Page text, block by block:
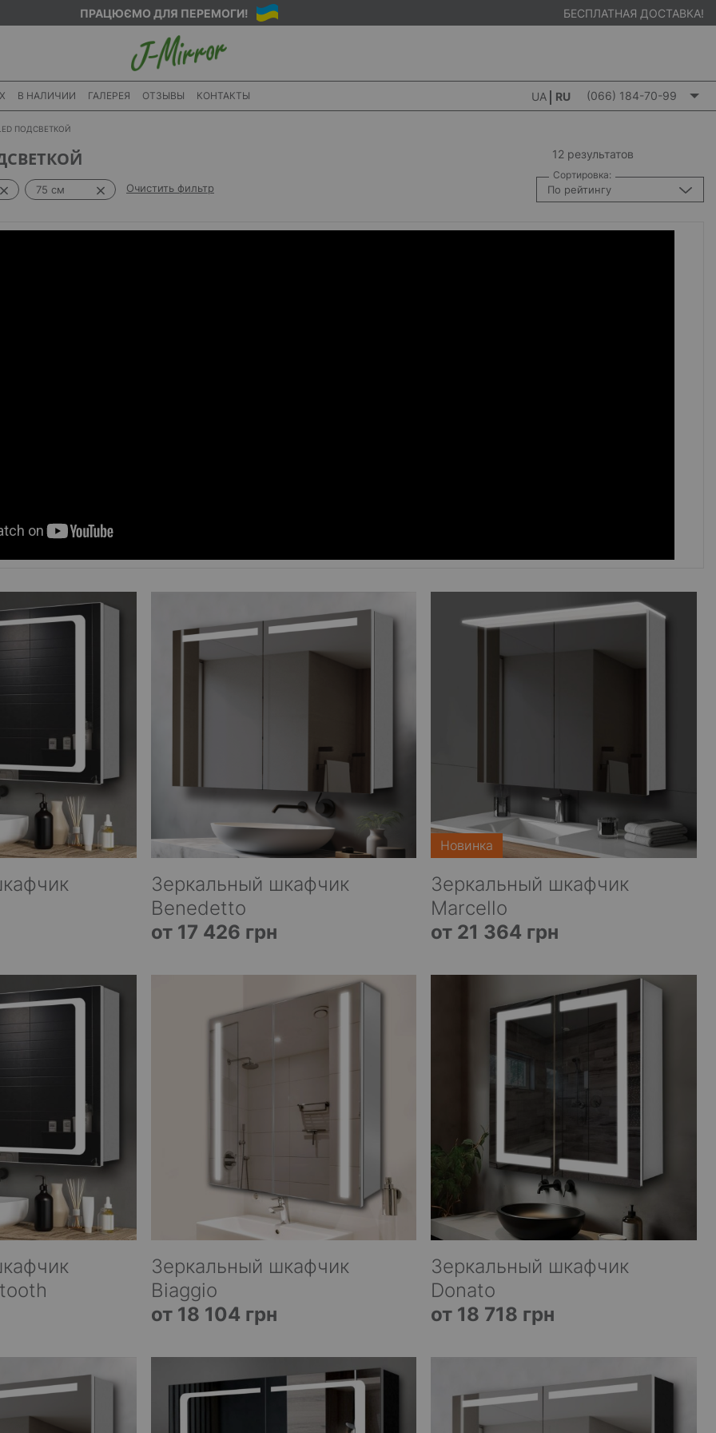
ПРАЦЮЄМО ДЛЯ ПЕРЕМОГИ! БЕСПЛАТНАЯ ДОСТАВКА!
В НАЛИЧИИ ГАЛЕРЕЯ ОТЗЫВЫ КОНТАКТЫ UA RU (066) 184-70-99
ПОДСВЕТКОЙ
75 см Очистить фильтр
12 результатов
Сортировка:
По рейтингу
Зеркальный шкафчик
Benedetto
от 17 426 грн
Новинка
Зеркальный шкафчик
Marcello
от 21 364 грн
Зеркальный шкафчик
Biaggio
от 18 104 грн
Зеркальный шкафчик
Donato
от 18 718 грн